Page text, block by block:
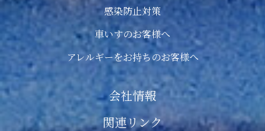
感染防止対策
車いすのお客様へ
アレルギーをお持ちのお客様へ
会社情報
関連リンク